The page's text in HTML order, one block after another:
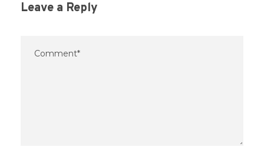
Leave a Reply